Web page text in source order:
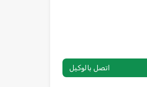
اتصل بالوكيل